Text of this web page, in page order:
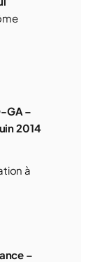
GA –
2014
à
–